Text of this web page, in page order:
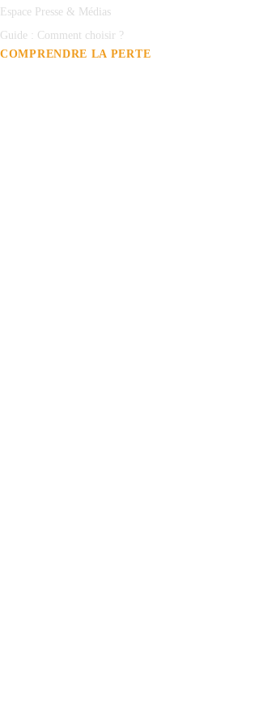
Espace Presse & Médias
Guide : Comment choisir ?
COMPRENDRE LA PERTE